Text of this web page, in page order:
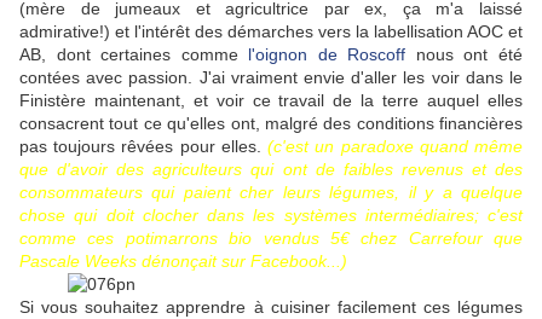
(mère de jumeaux et agricultrice par ex, ça m'a laissé
admirative!) et l'intérêt des démarches vers la labellisation AOC et
AB, dont certaines comme l'oignon de Roscoff nous ont été
contées avec passion. J'ai vraiment envie d'aller les voir dans le
Finistère maintenant, et voir ce travail de la terre auquel elles
consacrent tout ce qu'elles ont, malgré des conditions financières
pas toujours rêvées pour elles.(c'est un paradoxe quand même
que d'avoir des agriculteurs qui ont de faibles revenus et des
consommateurs qui paient cher leurs légumes, il y a quelque
chose qui doit clocher dans les systèmes intermédiaires; c'est
comme ces potimarrons bio vendus 5€ chez Carrefour que
Pascale Weeks dénonçait sur Facebook...)
Si vous souhaitez apprendre à cuisiner facilement ces légumes